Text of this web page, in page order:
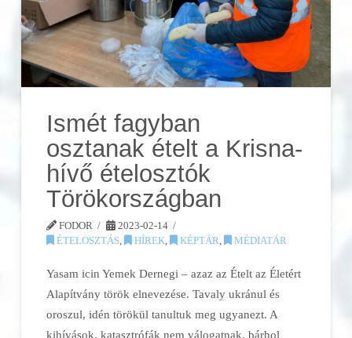
Ismét fagyban
osztanak ételt a Krisna-
hívő ételosztók
Törökországban
FODOR
2023-02-14
ÉTELOSZTÁS, HÍREK, KÉPTÁR, MÉDIATÁR
Yasam icin Yemek Dernegi – azaz az Ételt az Életért
Alapítvány török elnevezése. Tavaly ukránul és
oroszul, idén törökül tanultuk meg ugyanezt. A
kihívások, katasztrófák nem válogatnak, bárhol